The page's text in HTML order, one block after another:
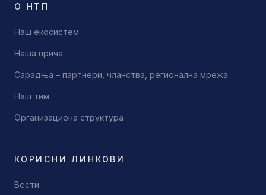
О НТП
Наш екосистем
Наша прича
Сарадња – партнери, чланства, регионална мрежа
Наш тим
Организациона структура
КОРИСНИ ЛИНКОВИ
Вести